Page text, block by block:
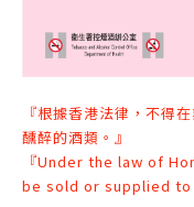
『根據香港法律，不得
醺醉的酒類。』
『Under the law of
be sold or supplied